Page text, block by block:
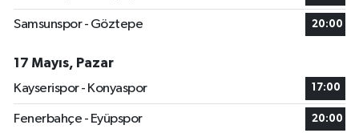
Samsunspor - Göztepe 20:00
17 Mayıs, Pazar
Kayserispor - Konyaspor
17:00
Fenerbahçe - Eyüpspor 20:00